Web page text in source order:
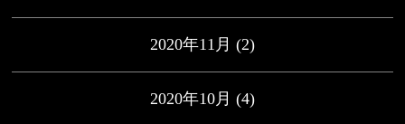
2020年11月 (2)
2020年10月 (4)